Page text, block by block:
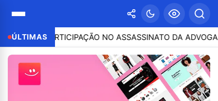
ÚLTIMAS
PARTICIPAÇÃO NO ASSASSINATO DA ADVOGADA